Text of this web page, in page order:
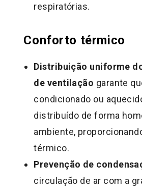
respiratórias.
Conforto térmico
Distribuição uniforme
de ventilação garante
condicionado ou
distribuído de forma
ambiente,
térmico.
Prevenção de
circulação de ar com a